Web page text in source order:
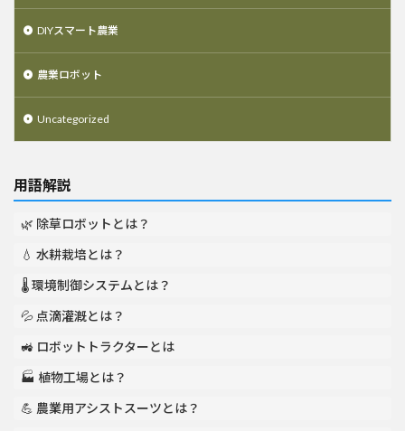
DIYスマート農業
農業ロボット
Uncategorized
用語解説
🌿 除草ロボットとは？
💧 水耕栽培とは？
🌡️ 環境制御システムとは？
💦 点滴灌漑とは？
🚜 ロボットトラクターとは
🏭 植物工場とは？
💪 農業用アシストスーツとは？